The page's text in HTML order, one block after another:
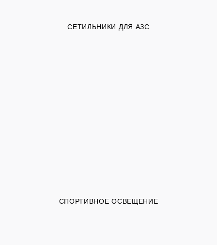
СЕТИЛЬНИКИ ДЛЯ АЗС
СПОРТИВНОЕ ОСВЕЩЕНИЕ